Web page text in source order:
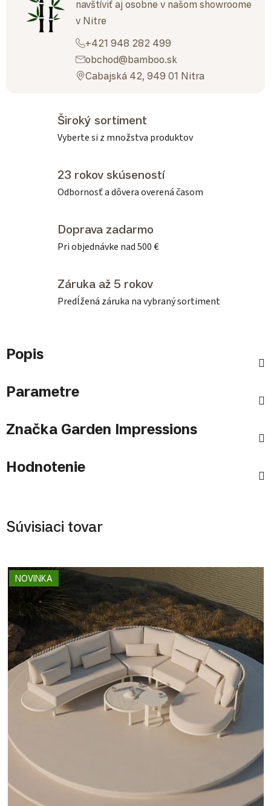
navštíviť aj osobne v našom showroome
v Nitre
+421 948 282 499
obchod@bamboo.sk
Cabajská 42, 949 01 Nitra
Široký sortiment
Vyberte si z množstva produktov
23 rokov skúseností
Odbornosť a dôvera overená časom
Doprava zadarmo
Pri objednávke nad 500 €
Záruka až 5 rokov
Predĺžená záruka na vybraný sortiment
Popis
Parametre
Značka Garden Impressions
Hodnotenie
Súvisiaci tovar
NOVINKA